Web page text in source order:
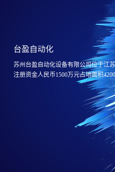
台盈自动化
苏州台盈自动化设备有限公司位于江
注册资金人民币1500万元占地面积